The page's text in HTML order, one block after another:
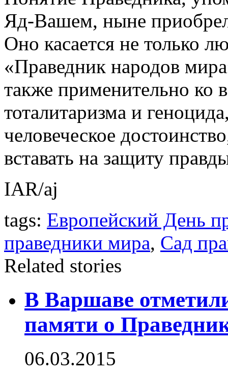
Яд-Вашем, ныне
Оно касается не только
«Праведник народов
также применительно ко
тоталитаризма и
человеческое
вставать на защиту
IAR/aj
tags: Европейский День
праведники мира, Сад
Related stories
В Варшаве
памяти о
06.03.2015